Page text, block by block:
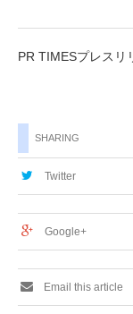
PR TIMESプレスリ
SHARING
Twitter
Google+
Email this article